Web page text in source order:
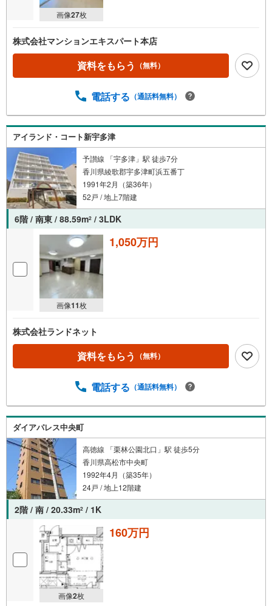
画像27枚
株式会社マンションエキスパート本店
資料をもらう （無料）
電話する （通話料無料）
アイランド・コート新宇多津
予讃線 「宇多津」駅 徒歩7分
香川県綾歌郡宇多津町浜五番丁
1991年2月（築36年）
52戸 / 地上7階建
6階 / 南東 / 88.59m2 / 3LDK
画像11枚
1,050万円
株式会社ランドネット
資料をもらう （無料）
電話する （通話料無料）
ダイアパレス中央町
高徳線 「栗林公園北口」駅 徒歩5分
香川県高松市中央町
1992年4月（築35年）
24戸 / 地上12階建
2階 / 南 / 20.33m2 / 1K
画像2枚
160万円